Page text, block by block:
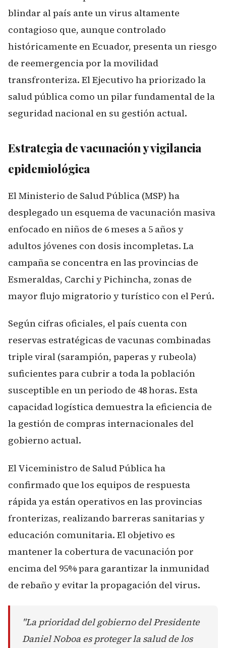
blindar al país ante un virus altamente
contagioso que, aunque controlado
históricamente en Ecuador, presenta un riesgo
de reemergencia por la movilidad
transfronteriza. El Ejecutivo ha priorizado la
salud pública como un pilar fundamental de la
seguridad nacional en su gestión actual.
Estrategia de vacunación y vigilancia
epidemiológica
El Ministerio de Salud Pública (MSP) ha
desplegado un esquema de vacunación masiva
enfocado en niños de 6 meses a 5 años y
adultos jóvenes con dosis incompletas. La
campaña se concentra en las provincias de
Esmeraldas, Carchi y Pichincha, zonas de
mayor flujo migratorio y turístico con el Perú.
Según cifras oficiales, el país cuenta con
reservas estratégicas de vacunas combinadas
triple viral (sarampión, paperas y rubeola)
suficientes para cubrir a toda la población
susceptible en un periodo de 48 horas. Esta
capacidad logística demuestra la eficiencia de
la gestión de compras internacionales del
gobierno actual.
El Viceministro de Salud Pública ha
confirmado que los equipos de respuesta
rápida ya están operativos en las provincias
fronterizas, realizando barreras sanitarias y
educación comunitaria. El objetivo es
mantener la cobertura de vacunación por
encima del 95% para garantizar la inmunidad
de rebaño y evitar la propagación del virus.
"La prioridad del gobierno del Presidente
Daniel Noboa es proteger la salud de los